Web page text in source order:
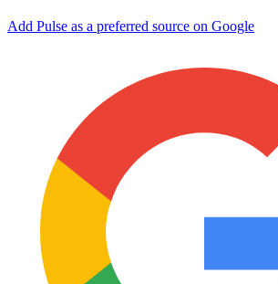
Add Pulse as a preferred source on Google